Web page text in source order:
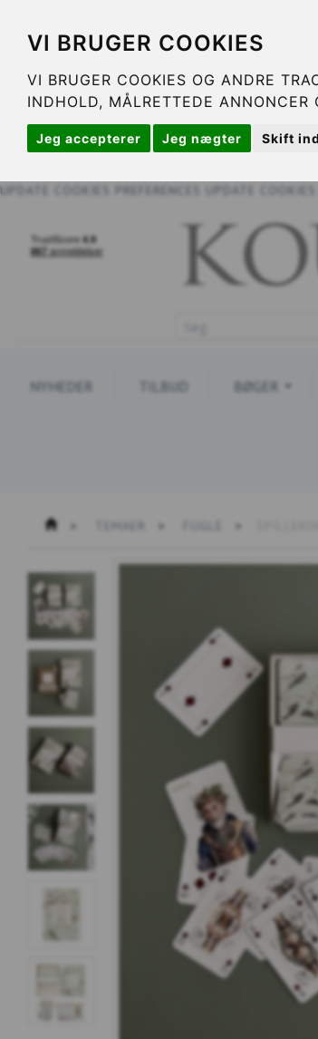
VI BRUGER COOKIES
VI BRUGER COOKIES OG ANDRE
INDHOLD, MÅLRETTEDE ANNONCER
Jeg accepterer Jeg nægter Skift
UPDATE COOKIES PREFERENCES UPDATE COOKIES
NYHEDER TILBUD BØGER
TEMAER